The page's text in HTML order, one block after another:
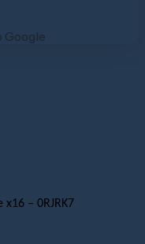
Google
x16 – 0RJRK7